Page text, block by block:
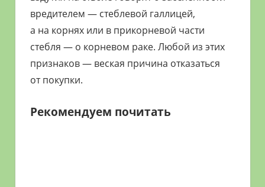
вредителем — стеблевой галлицей,
а на корнях или в прикорневой части
стебля — о корневом раке. Любой из этих
признаков — веская причина отказаться
от покупки.
Рекомендуем почитать